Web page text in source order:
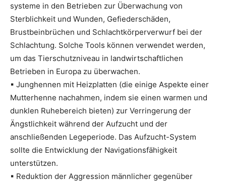
systeme in den Betrieben zur Überwachung von
Sterblichkeit und Wunden, Gefiederschäden,
Brustbeinbrüchen und Schlachtkörperverwurf bei der
Schlachtung. Solche Tools können verwendet werden,
um das Tierschutzniveau in landwirtschaftlichen
Betrieben in Europa zu überwachen.
▪ Junghennen mit Heizplatten (die einige Aspekte einer
Mutterhenne nachahmen, indem sie einen warmen und
dunklen Ruhebereich bieten) zur Verringerung der
Ängstlichkeit während der Aufzucht und der
anschließenden Legeperiode. Das Aufzucht-System
sollte die Entwicklung der Navigationsfähigkeit
unterstützen.
▪ Reduktion der Aggression männlicher gegenüber